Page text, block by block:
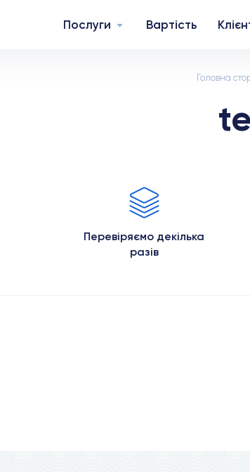
Послуги Вартість
Головна
Перевіряємо декілька
разів